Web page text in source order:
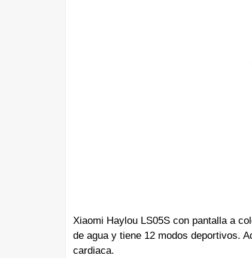
Xiaomi Haylou LS05S con pantalla a
de agua y tiene 12 modos deportivos.
cardiaca.